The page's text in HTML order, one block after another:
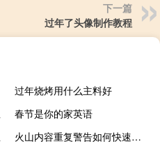
下一篇
过年了头像制作教程
过年烧烤用什么主料好
春节是你的家英语
火山内容重复警告如何快速消除（火山内容重复警告怎么办）